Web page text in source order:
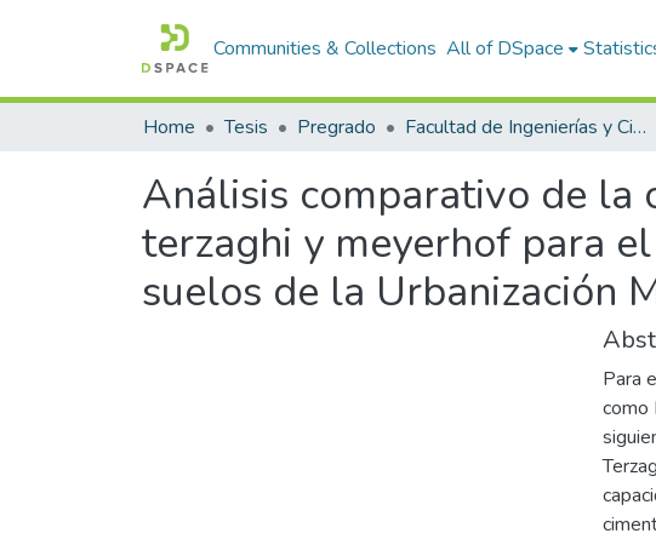
Communities & Collections All of DSpace
Home Tesis Pregrado Facultad de Ingenierías y Ciencias Puras
Análisis comparativo de la
terzaghi y meyerhof para
suelos de la Urbanización
Para
como